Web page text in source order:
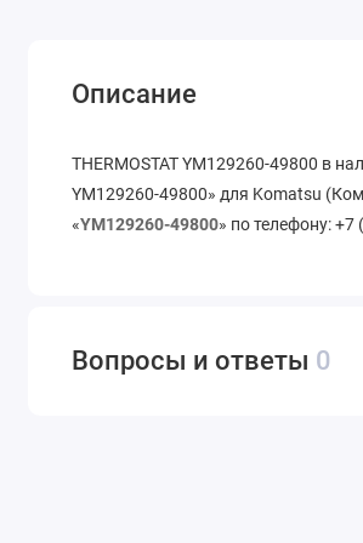
Описание
THERMOSTAT YM129260-49800 в
YM129260-49800» для Komatsu
«YM129260-49800» по телефону:
Вопросы и ответы 0